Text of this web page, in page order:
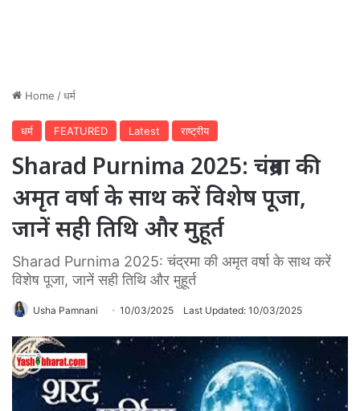
Home /धर्म
धर्म FEATURED Latest राष्ट्रीय
Sharad Purnima 2025: चंद्रमा की
अमृत वर्षा के साथ करें विशेष पूजा,
जानें सही तिथि और मुहूर्त
Sharad Purnima 2025: चंद्रमा की अमृत वर्षा के साथ करें
विशेष पूजा, जानें सही तिथि और मुहूर्त
Usha Pamnani 10/03/2025 Last Updated: 10/03/2025